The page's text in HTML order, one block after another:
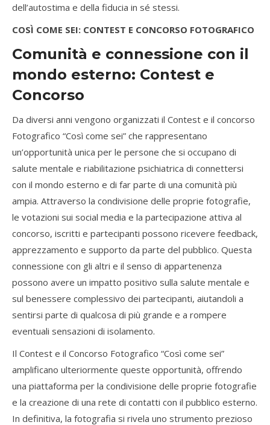
dell’autostima e della fiducia in sé stessi.
COSÌ COME SEI: CONTEST E CONCORSO FOTOGRAFICO
Comunità e connessione con il
mondo esterno: Contest e
Concorso
Da diversi anni vengono organizzati il Contest e il concorso
Fotografico “Così come sei” che rappresentano
un’opportunità unica per le persone che si occupano di
salute mentale e riabilitazione psichiatrica di connettersi
con il mondo esterno e di far parte di una comunità più
ampia. Attraverso la condivisione delle proprie fotografie,
le votazioni sui social media e la partecipazione attiva al
concorso, iscritti e partecipanti possono ricevere feedback,
apprezzamento e supporto da parte del pubblico. Questa
connessione con gli altri e il senso di appartenenza
possono avere un impatto positivo sulla salute mentale e
sul benessere complessivo dei partecipanti, aiutandoli a
sentirsi parte di qualcosa di più grande e a rompere
eventuali sensazioni di isolamento.
Il Contest e il Concorso Fotografico “Così come sei”
amplificano ulteriormente queste opportunità, offrendo
una piattaforma per la condivisione delle proprie fotografie
e la creazione di una rete di contatti con il pubblico esterno.
In definitiva, la fotografia si rivela uno strumento prezioso